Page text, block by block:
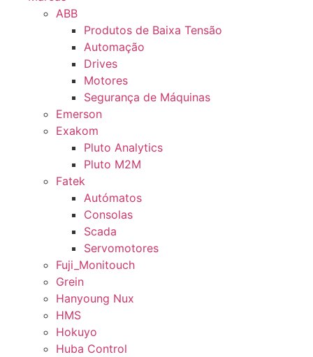
ABB
Produtos de Baixa Tensão
Automação
Drives
Motores
Segurança de Máquinas
Emerson
Exakom
Pluto Analytics
Pluto M2M
Fatek
Autómatos
Consolas
Scada
Servomotores
Fuji_Monitouch
Grein
Hanyoung Nux
HMS
Hokuyo
Huba Control